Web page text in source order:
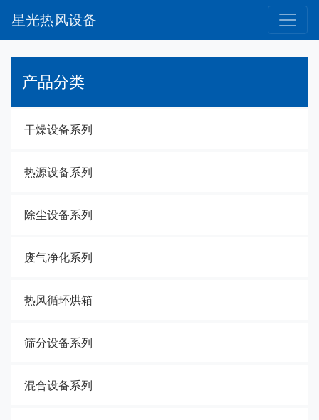
星光热风设备
产品分类
干燥设备系列
热源设备系列
除尘设备系列
废气净化系列
热风循环烘箱
筛分设备系列
混合设备系列